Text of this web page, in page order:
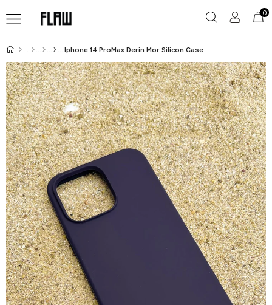
0
Iphone 14 ProMax Derin Mor Silicon Case